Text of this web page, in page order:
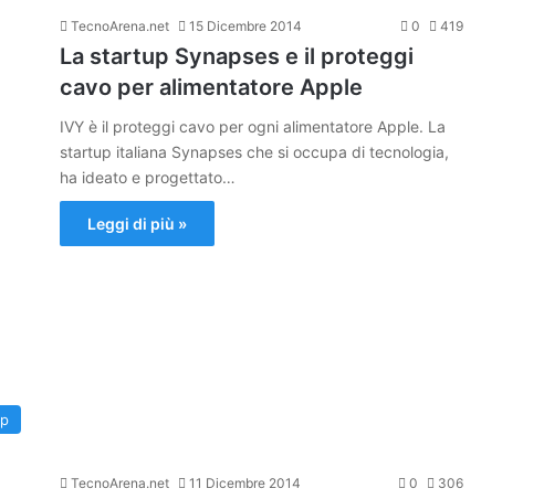
TecnoArena.net 15 Dicembre 2014 0 419
La startup Synapses e il proteggi
cavo per alimentatore Apple
IVY è il proteggi cavo per ogni alimentatore Apple. La
startup italiana Synapses che si occupa di tecnologia,
ha ideato e progettato…
Leggi di più »
TecnoArena.net 11 Dicembre 2014 0 306